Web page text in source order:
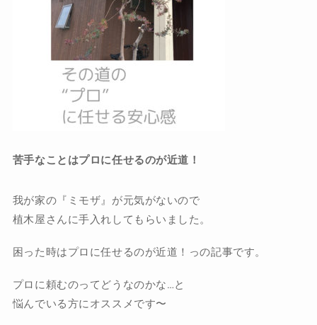
苦手なことはプロに任せるのが近道！
我が家の『ミモザ』が元気がないので
植木屋さんに手入れしてもらいました。
困った時はプロに任せるのが近道！っの記事です。
プロに頼むのってどうなのかな…と
悩んでいる方にオススメです〜